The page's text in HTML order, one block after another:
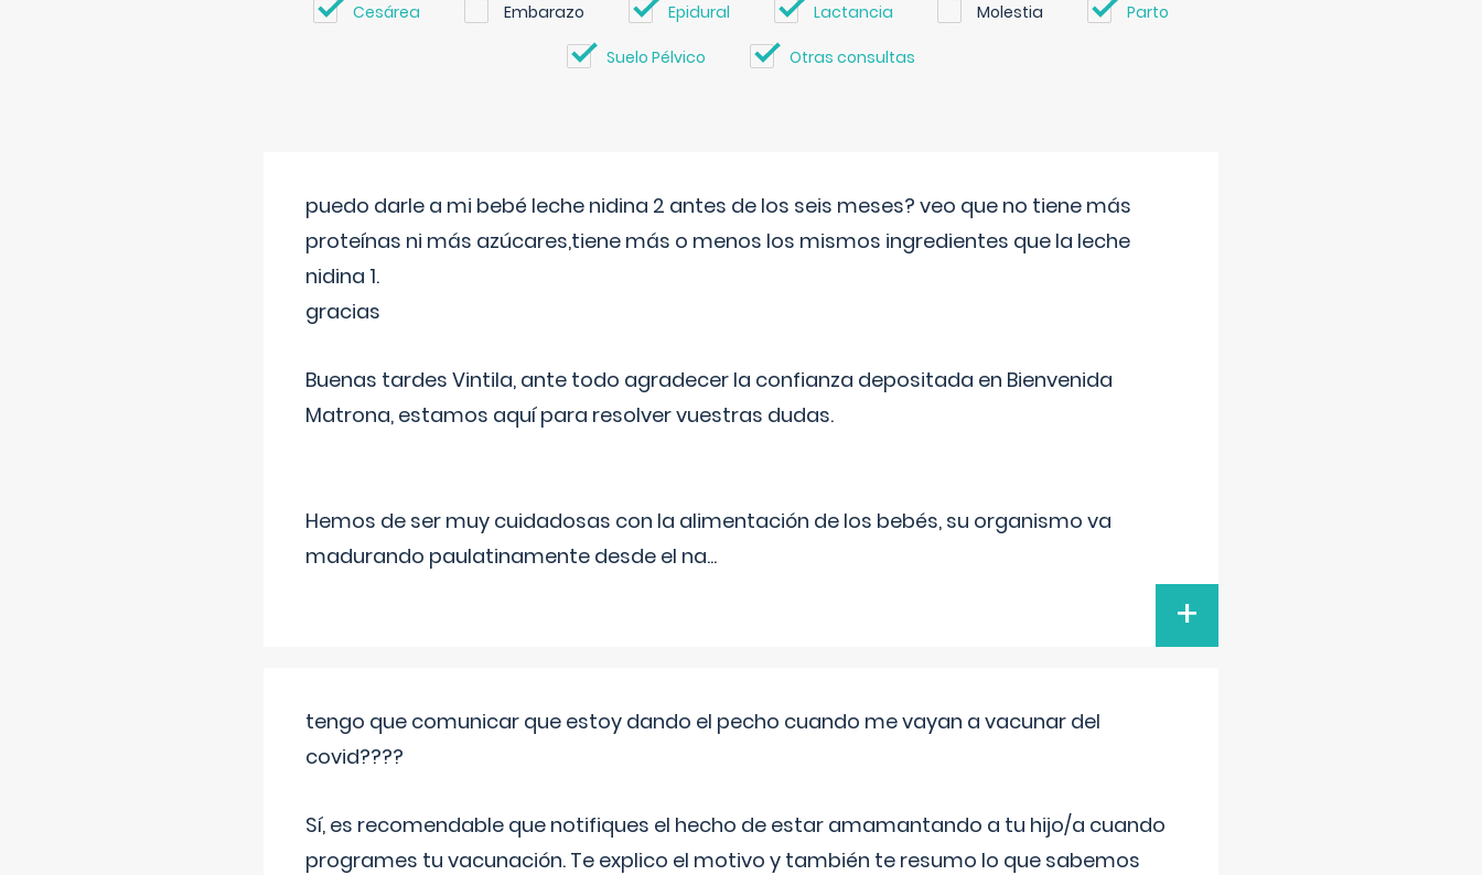
Cesárea Embarazo Epidural Lactancia Molestia Parto
Suelo Pélvico Otras consultas
puedo darle a mi bebé leche nidina 2 antes de los seis meses? veo que no tiene más
proteínas ni más azúcares,tiene más o menos los mismos ingredientes que la leche
nidina 1.
gracias
Buenas tardes Vintila, ante todo agradecer la confianza depositada en Bienvenida
Matrona, estamos aquí para resolver vuestras dudas.
Hemos de ser muy cuidadosas con la alimentación de los bebés, su organismo va
madurando paulatinamente desde el na...
+
tengo que comunicar que estoy dando el pecho cuando me vayan a vacunar del
covid????
Sí, es recomendable que notifiques el hecho de estar amamantando a tu hijo/a cuando
programes tu vacunación. Te explico el motivo y también te resumo lo que sabemos